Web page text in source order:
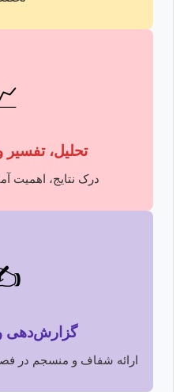
تحلیل، تفسیر
درک نتایج، اهمیت
گزارش‌دهی
ارائه شفاف و منسجم در